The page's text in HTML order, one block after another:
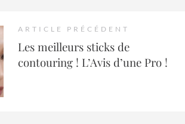
ARTICLE PRÉCÉDENT
Les meilleurs sticks de
contouring ! L’Avis d’une Pro !